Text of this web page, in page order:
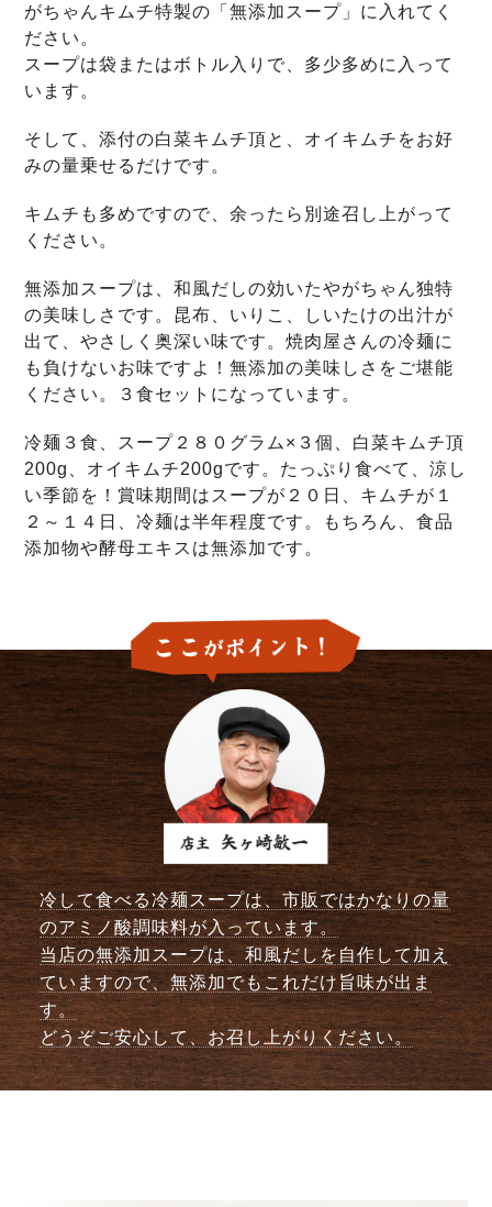
がちゃんキムチ特製の「無添加スープ」に入れてく
ださい。
スープは袋またはボトル入りで、多少多めに入って
います。
そして、添付の白菜キムチ頂と、オイキムチをお好
みの量乗せるだけです。
キムチも多めですので、余ったら別途召し上がって
ください。
無添加スープは、和風だしの効いたやがちゃん独特
の美味しさです。昆布、いりこ、しいたけの出汁が
出て、やさしく奥深い味です。焼肉屋さんの冷麺に
も負けないお味ですよ！無添加の美味しさをご堪能
ください。３食セットになっています。
冷麺３食、スープ２８０グラム×３個、白菜キムチ頂
200g、オイキムチ200gです。たっぷり食べて、涼し
い季節を！賞味期間はスープが２０日、キムチが１
２～１４日、冷麺は半年程度です。もちろん、食品
添加物や酵母エキスは無添加です。
冷して食べる冷麺スープは、市販ではかなりの量
のアミノ酸調味料が入っています。
当店の無添加スープは、和風だしを自作して加え
ていますので、無添加でもこれだけ旨味が出ま
す。
どうぞご安心して、お召し上がりください。